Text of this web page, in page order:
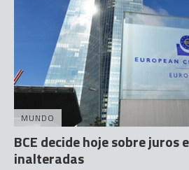
MUNDO
BCE decide hoje sobre juros
inalteradas